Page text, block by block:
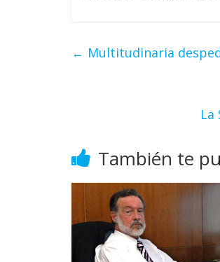
← Multitudinaria
La
También te